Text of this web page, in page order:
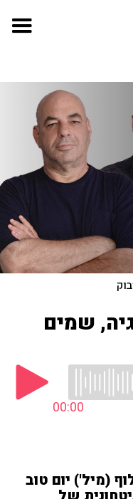
שמים
00:00
(מיל') יום טוב